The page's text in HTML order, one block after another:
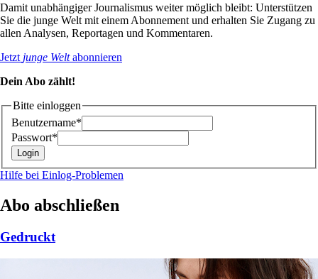
Damit unabhängiger Journalismus weiter möglich bleibt: Unterstützen
Sie die junge Welt mit einem Abonnement und erhalten Sie Zugang zu
allen Analysen, Reportagen und Kommentaren.
Jetzt junge Weltabonnieren
Dein Abo zählt!
Bitte einloggen
Benutzername*
Passwort*
Hilfe bei Einlog-Problemen
Abo abschließen
Gedruckt